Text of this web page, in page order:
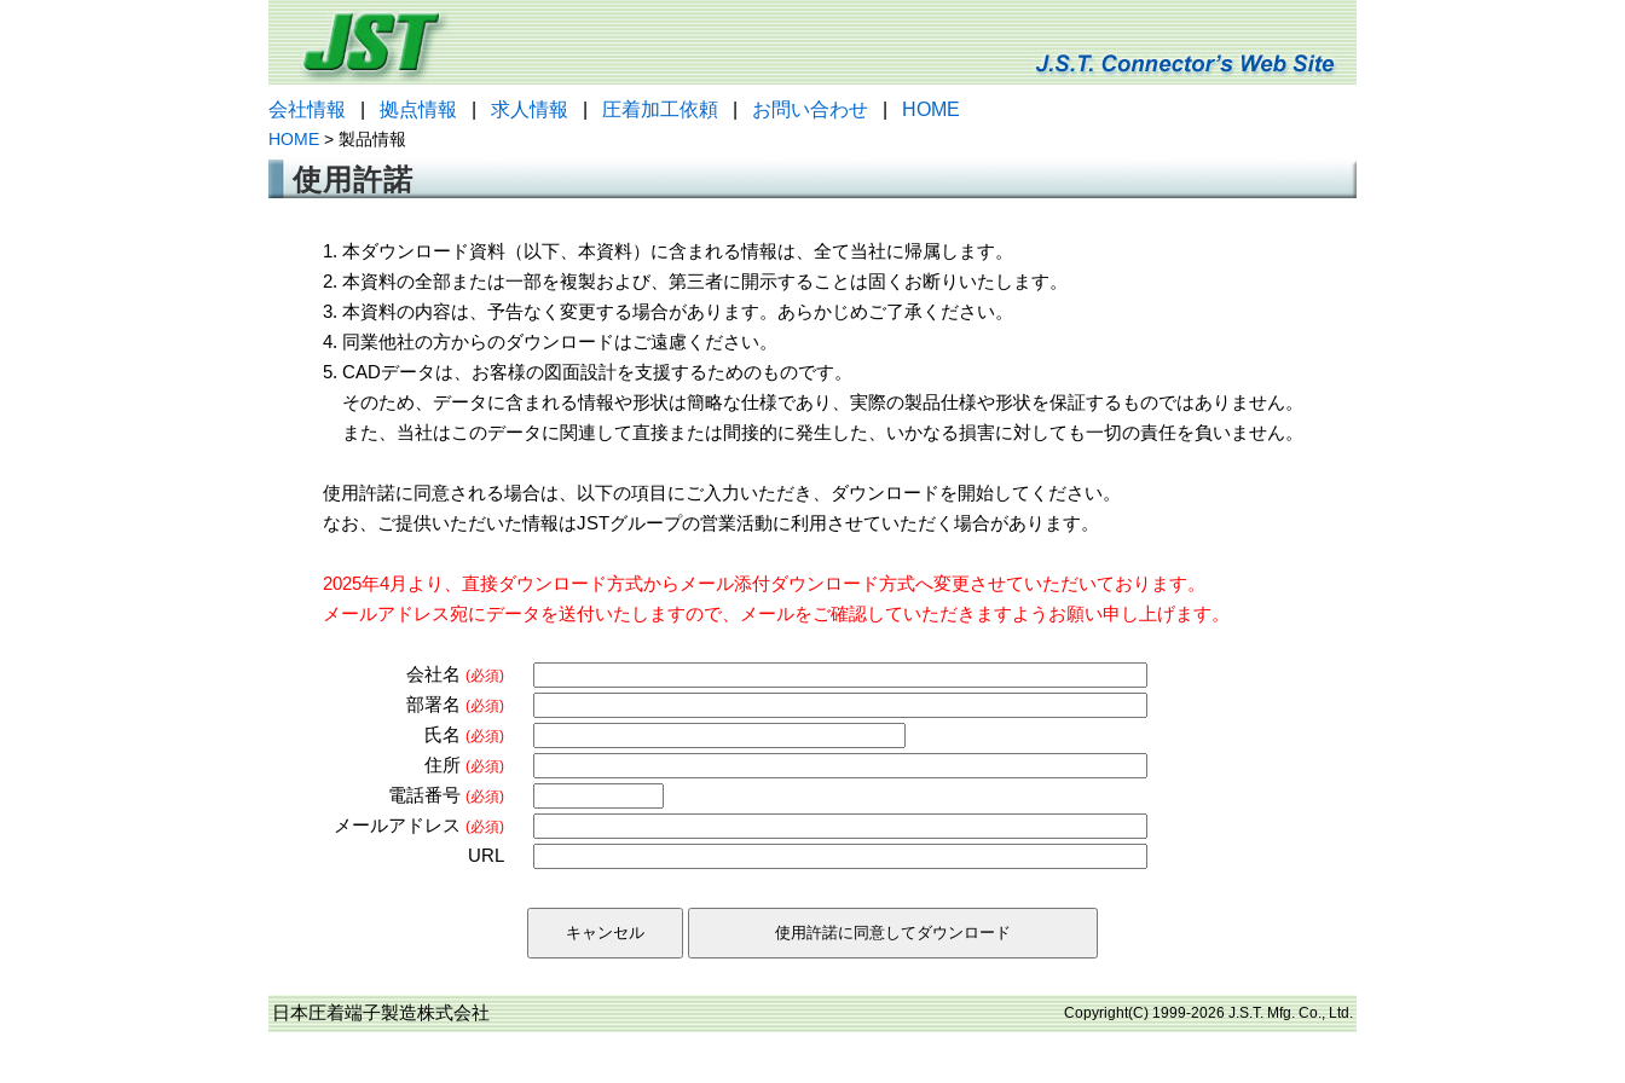
会社情報 拠点情報 求人情報 圧着加工依頼 お問い合わせ HOME
HOME > 製品情報
使用許諾
1. 本ダウンロード資料（以下、本資料）に含まれる情報は、全て当社に帰属します。
2. 本資料の全部または一部を複製および、第三者に開示することは固くお断りいたします。
3. 本資料の内容は、予告なく変更する場合があります。あらかじめご了承ください。
4. 同業他社の方からのダウンロードはご遠慮ください。
5. CADデータは、お客様の図面設計を支援するためのものです。
そのため、データに含まれる情報や形状は簡略な仕様であり、実際の製品仕様や形状を保証するものではありません。
また、当社はこのデータに関連して直接または間接的に発生した、いかなる損害に対しても一切の責任を負いません。
使用許諾に同意される場合は、以下の項目にご入力いただき、ダウンロードを開始してください。
なお、ご提供いただいた情報はJSTグループの営業活動に利用させていただく場合があります。
2025年4月より、直接ダウンロード方式からメール添付ダウンロード方式へ変更させていただいております。
メールアドレス宛にデータを送付いたしますので、メールをご確認していただきますようお願い申し上げます。
会社名 (必須)
部署名 (必須)
氏名 (必須)
住所 (必須)
電話番号 (必須)
メールアドレス (必須)
URL
日本圧着端子製造株式会社 Copyright(C) 1999-2026 J.S.T. Mfg. Co., Ltd.